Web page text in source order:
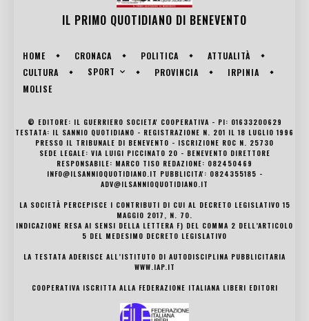
IL PRIMO QUOTIDIANO DI BENEVENTO
HOME CRONACA POLITICA
ATTUALITÀ
CULTURA
SPORT PROVINCIA
IRPINIA
MOLISE
© EDITORE: IL GUERRIERO SOCIETA' COOPERATIVA - PI: 01633200629
TESTATA: IL SANNIO QUOTIDIANO - REGISTRAZIONE N. 201 IL 18 LUGLIO 1996
PRESSO IL TRIBUNALE DI BENEVENTO - ISCRIZIONE ROC N. 25730
SEDE LEGALE: VIA LUIGI PICCINATO 20 - BENEVENTO DIRETTORE
RESPONSABILE: MARCO TISO REDAZIONE: 082450469
INFO@ILSANNIOQUOTIDIANO.IT PUBBLICITA': 0824355185 -
ADV@ILSANNIOQUOTIDIANO.IT
LA SOCIETÀ PERCEPISCE I CONTRIBUTI DI CUI AL DECRETO LEGISLATIVO 15
MAGGIO 2017, N. 70.
INDICAZIONE RESA AI SENSI DELLA LETTERA F) DEL COMMA 2 DELL’ARTICOLO
5 DEL MEDESIMO DECRETO LEGISLATIVO
LA TESTATA ADERISCE ALL’ISTITUTO DI AUTODISCIPLINA PUBBLICITARIA
WWW.IAP.IT
COOPERATIVA ISCRITTA ALLA FEDERAZIONE ITALIANA LIBERI EDITORI